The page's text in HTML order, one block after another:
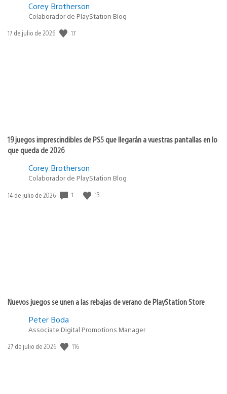
Corey Brotherson
Colaborador de PlayStation Blog
Fecha
17 de julio de 2026 17
19 juegos imprescindibles de PS5 que llegarán a vuestras pantallas en lo
que queda de 2026
Corey Brotherson
Colaborador de PlayStation Blog
Fecha
14 de julio de 2026 1 13
Nuevos juegos se unen a las rebajas de verano de PlayStation Store
Peter Boda
Associate Digital Promotions Manager
Fecha
27 de julio de 2026 116